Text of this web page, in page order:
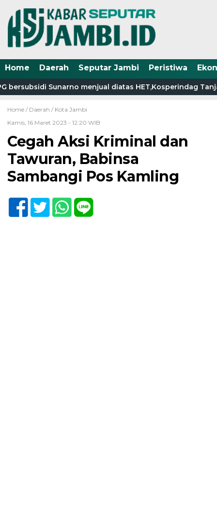
Home Daerah Seputar Jambi Peristiwa
bersubsidi Sunarno menjual diatas HET,Kosperindag
Home / Daerah / Kota Jambi
Kamis, 16 Maret 2023 - 12:20 WIB
Cegah Aksi Kriminal dan
Tawuran, Babinsa
Sambangi Pos Kamling